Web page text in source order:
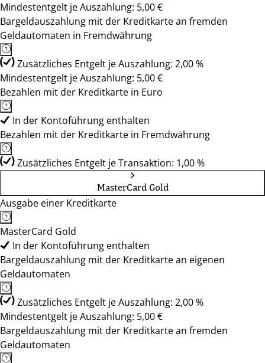
Mindestentgelt je Auszahlung: 5,00 €
Bargeldauszahlung mit der Kreditkarte an fremden
Geldautomaten in Fremdwährung
Zusätzliches Entgelt je Auszahlung: 2,00 %
Mindestentgelt je Auszahlung: 5,00 €
Bezahlen mit der Kreditkarte in Euro
In der Kontoführung enthalten
Bezahlen mit der Kreditkarte in Fremdwährung
Zusätzliches Entgelt je Transaktion: 1,00 %
MasterCard Gold
Ausgabe einer Kreditkarte
MasterCard Gold
In der Kontoführung enthalten
Bargeldauszahlung mit der Kreditkarte an eigenen
Geldautomaten
Zusätzliches Entgelt je Auszahlung: 2,00 %
Mindestentgelt je Auszahlung: 5,00 €
Bargeldauszahlung mit der Kreditkarte an fremden
Geldautomaten